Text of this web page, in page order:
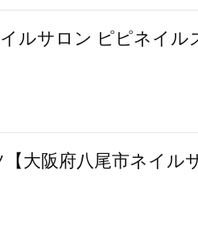
ルサロン ピピネイル
大阪府八尾市ネイル